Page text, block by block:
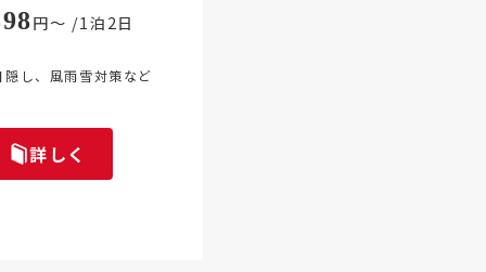
円～ /1泊2日
隠し、風雨雪対策など
詳しく